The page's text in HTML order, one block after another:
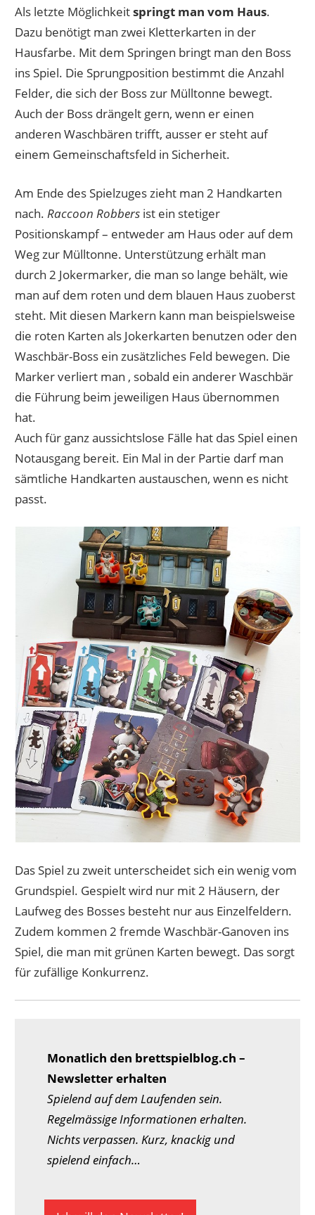
Als letzte Möglichkeitspringt man vom Haus.
Dazu benötigt man zwei Kletterkarten in der
Hausfarbe. Mit dem Springen bringt man den Boss
ins Spiel. Die Sprungposition bestimmt die Anzahl
Felder, die sich der Boss zur Mülltonne bewegt.
Auch der Boss drängelt gern, wenn er einen
anderen Waschbären trifft, ausser er steht auf
einem Gemeinschaftsfeld in Sicherheit.
Am Ende des Spielzuges zieht man 2 Handkarten
nach.Raccoon Robbers ist ein stetiger
Positionskampf – entweder am Haus oder auf dem
Weg zur Mülltonne. Unterstützung erhält man
durch 2 Jokermarker, die man so lange behält, wie
man auf dem roten und dem blauen Haus zuoberst
steht. Mit diesen Markern kann man beispielsweise
die roten Karten als Jokerkarten benutzen oder den
Waschbär-Boss ein zusätzliches Feld bewegen. Die
Marker verliert man , sobald ein anderer Waschbär
die Führung beim jeweiligen Haus übernommen
hat.
Auch für ganz aussichtslose Fälle hat das Spiel einen
Notausgang bereit. Ein Mal in der Partie darf man
sämtliche Handkarten austauschen, wenn es nicht
passt.
Das Spiel zu zweit unterscheidet sich ein wenig vom
Grundspiel. Gespielt wird nur mit 2 Häusern, der
Laufweg des Bosses besteht nur aus Einzelfeldern.
Zudem kommen 2 fremde Waschbär-Ganoven ins
Spiel, die man mit grünen Karten bewegt. Das sorgt
für zufällige Konkurrenz.
Monatlich den brettspielblog.ch –
Newsletter erhalten
Spielend auf dem Laufenden sein.
Regelmässige Informationen erhalten.
Nichts verpassen. Kurz, knackig und
spielend einfach…